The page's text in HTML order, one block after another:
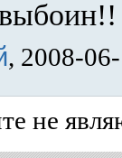
, 2008-
не